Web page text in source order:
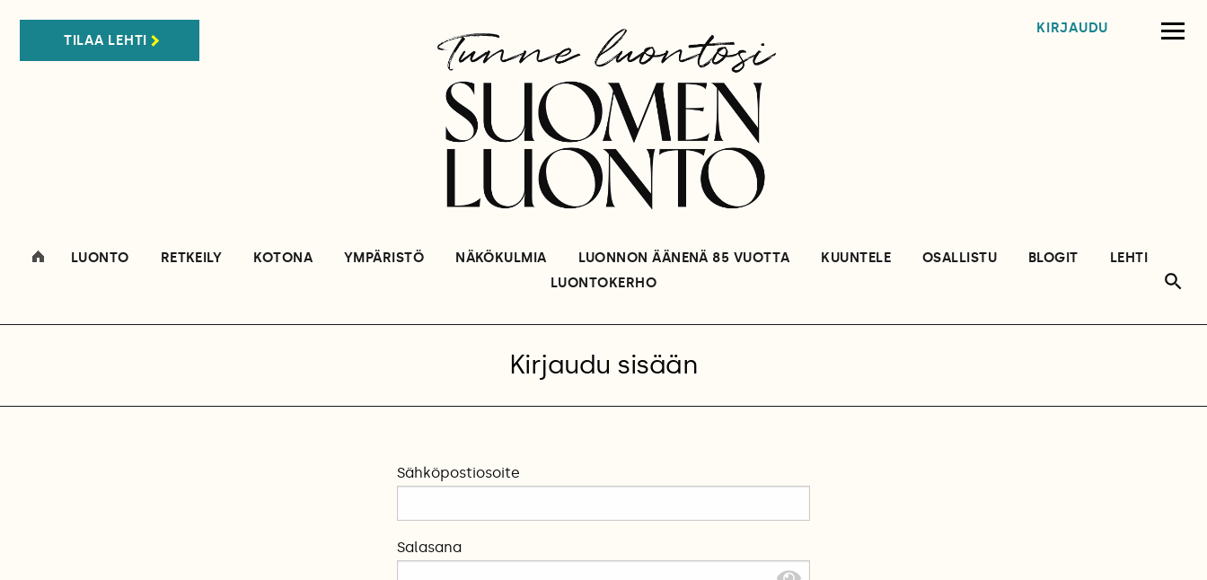
TILAA LEHTI
KIRJAUDU
LUONTO RETKEILY KOTONA YMPÄRISTÖ NÄKÖKULMIA LUONNON ÄÄNENÄ 85 VUOTTA KUUNTELE OSALLISTU BLOGIT
LEHTI
LUONTOKERHO
Kirjaudu sisään
Sähköpostiosoite
Salasana